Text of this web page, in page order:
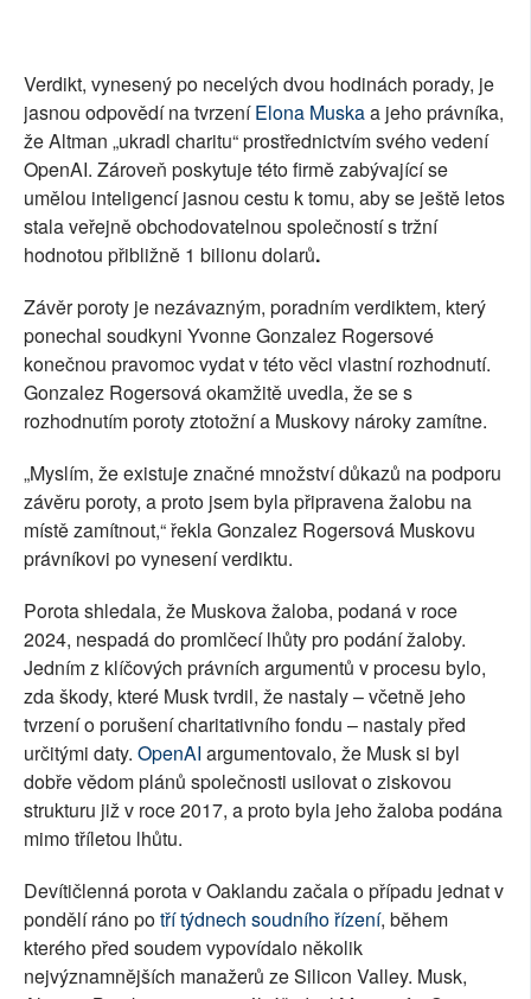
Verdikt, vynesený po necelých dvou hodinách porady, je
jasnou odpovědí na tvrzeníElona Muskaa jeho právníka,
že Altman „ukradl charitu“ prostřednictvím svého vedení
OpenAI. Zároveň poskytuje této firmě zabývající se
umělou inteligencí jasnou cestu k tomu, aby se ještě letos
stala veřejně obchodovatelnou společností s tržní
hodnotou přibližně 1 bilionu dolarů.
Závěr poroty je nezávazným, poradním verdiktem, který
ponechal soudkyni Yvonne Gonzalez Rogersové
konečnou pravomoc vydat v této věci vlastní rozhodnutí.
Gonzalez Rogersová okamžitě uvedla, že se s
rozhodnutím poroty ztotožní a Muskovy nároky zamítne.
„Myslím, že existuje značné množství důkazů na podporu
závěru poroty, a proto jsem byla připravena žalobu na
místě zamítnout,“ řekla Gonzalez Rogersová Muskovu
právníkovi po vynesení verdiktu.
Porota shledala, že Muskova žaloba, podaná v roce
2024, nespadá do promlčecí lhůty pro podání žaloby.
Jedním z klíčových právních argumentů v procesu bylo,
zda škody, které Musk tvrdil, že nastaly – včetně jeho
tvrzení o porušení charitativního fondu – nastaly před
určitými daty. OpenAI argumentovalo, že Musk si byl
dobře vědom plánů společnosti usilovat o ziskovou
strukturu již v roce 2017, a proto byla jeho žaloba podána
mimo tříletou lhůtu.
Devítičlenná porota v Oaklandu začala o případu jednat v
pondělí ráno potří týdnech soudního řízení, během
kterého před soudem vypovídalo několik
nejvýznamnějších manažerů ze Silicon Valley. Musk,